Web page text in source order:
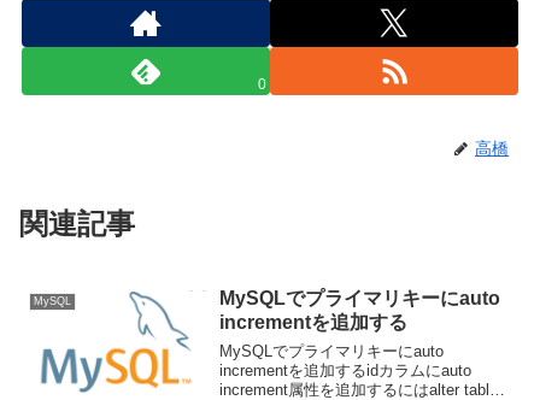
0
高橋
関連記事
MySQL
MySQLでプライマリキーにauto
incrementを追加する
MySQLでプライマリキーにauto
incrementを追加するidカラムにauto
increment属性を追加するにはalter table